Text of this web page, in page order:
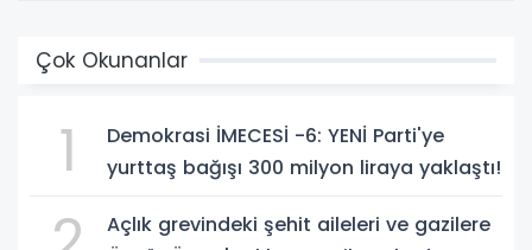
Çok Okunanlar
1
Demokrasi İMECESİ -6: YENİ Parti'ye
yurttaş bağışı 300 milyon liraya yaklaştı!
Açlık grevindeki şehit aileleri ve gazilere